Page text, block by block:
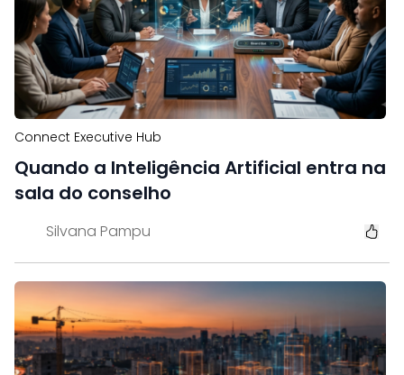
Connect Executive Hub
Quando a Inteligência Artificial entra na
sala do conselho
Silvana Pampu